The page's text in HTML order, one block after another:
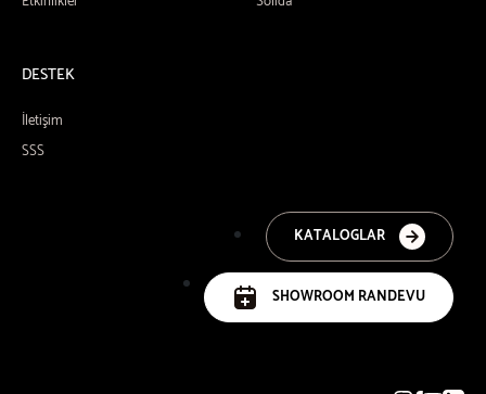
DESTEK
İletişim
SSS
KATALOGLAR
SHOWROOM RANDEVU